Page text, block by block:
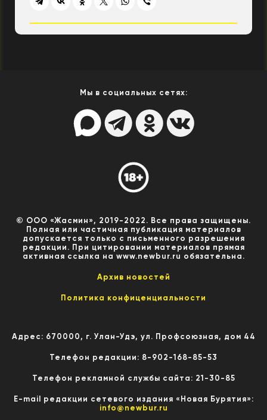
Мы в социальных сетях:
© ООО «Жасмин», 2019-2022. Все права защищены.
Полная или частичная публикация материалов
допускается только с письменного разрешения
редакции. При цитировании материалов прямая
активная ссылка на www.newbur.ru обязательна.
Архив новостей
Политика конфиценциальности
Адрес: 670000, г. Улан-Удэ, ул. Профсоюзная, дом 44
Телефон редакции: 8-902-168-85-53
Телефон рекламной службы сайта: 21-30-85
E-mail редакции сетевого издания «Новая Бурятия»:
info@newbur.ru